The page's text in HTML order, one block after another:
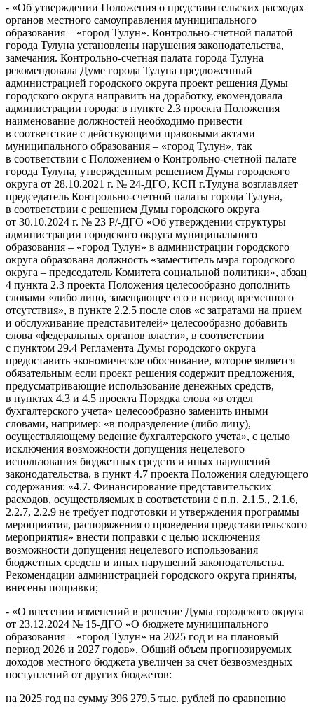
- «Об утверждении Положения о представительских расходах
органов местного самоуправления муниципального
образования – «город Тулун». Контрольно-счетной палатой
города Тулуна установлены нарушения законодательства,
замечания. Контрольно-счетная палата города Тулуна
рекомендовала Думе города Тулуна предложенный
администрацией городского округа проект решения Думы
городского округа направить на доработку, екомендовала
администрации города: в пункте 2.3 проекта Положения
наименование должностей необходимо привести
в соответствие с действующими правовыми актами
муниципального образования – «город Тулун», так
в соответствии с Положением о Контрольно-счетной палате
города Тулуна, утвержденным решением Думы городского
округа от 28.10.2021 г. № 24-ДГО, КСП г.Тулуна возглавляет
председатель Контрольно-счетной палаты города Тулуна,
в соответствии с решением Думы городского округа
от 30.10.2024 г. № 23 Р/-ДГО «Об утверждении структуры
администрации городского округа муниципального
образования – «город Тулун» в администрации городского
округа образована должность «заместитель мэра городского
округа – председатель Комитета социальной политики», абзац
4 пункта 2.3 проекта Положения целесообразно дополнить
словами «либо лицо, замещающее его в период временного
отсутствия», в пункте 2.2.5 после слов «с затратами на прием
и обслуживание представителей» целесообразно добавить
слова «федеральных органов власти», в соответствии
с пунктом 29.4 Регламента Думы городского округа
предоставить экономическое обоснование, которое является
обязательным если проект решения содержит предложения,
предусматривающие использование денежных средств,
в пунктах 4.3 и 4.5 проекта Порядка слова «в отдел
бухгалтерского учета» целесообразно заменить иными
словами, например: «в подразделение (либо лицу),
осуществляющему ведение бухгалтерского учета», с целью
исключения возможности допущения нецелевого
использования бюджетных средств и иных нарушений
законодательства, в пункт 4.7 проекта Положения следующего
содержания: «4.7. Финансирование представительских
расходов, осуществляемых в соответствии с п.п. 2.1.5., 2.1.6,
2.2.7, 2.2.9 не требует подготовки и утверждения программы
мероприятия, распоряжения о проведения представительского
мероприятия» внести поправки с целью исключения
возможности допущения нецелевого использования
бюджетных средств и иных нарушений законодательства.
Рекомендации администрацией городского округа приняты,
внесены поправки;
- «О внесении изменений в решение Думы городского округа
от 23.12.2024 № 15-ДГО «О бюджете муниципального
образования – «город Тулун» на 2025 год и на плановый
период 2026 и 2027 годов». Общий объем прогнозируемых
доходов местного бюджета увеличен за счет безвозмездных
поступлений от других бюджетов:
на 2025 год на сумму 396 279,5 тыс. рублей по сравнению